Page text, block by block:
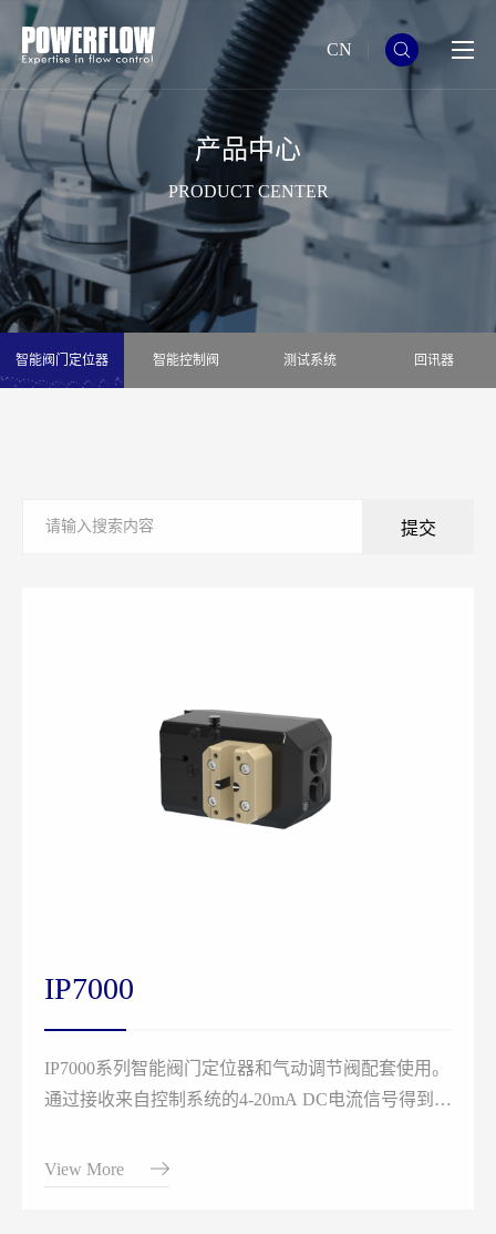
CN
产品中心
PRODUCT CENTER
智能阀门定位器 智能控制阀 测试系统 回讯器
提交
IP7000
IP7000系列智能阀门定位器和气动调节阀配套使用。
通过接收来自控制系统的4-20mA DC电流信号得到阀
阀位值，两者通过控制软件的计算处理，从而控制气
动执行机构的进气和排气，驱动阀位到达设定点。
View More